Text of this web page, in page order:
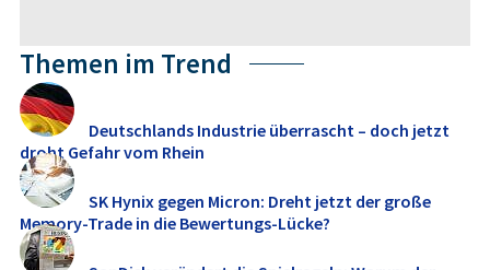
Themen im Trend
Deutschlands Industrie überrascht – doch jetzt
droht Gefahr vom Rhein
SK Hynix gegen Micron: Dreht jetzt der große
Memory‑Trade in die Bewertungs-Lücke?